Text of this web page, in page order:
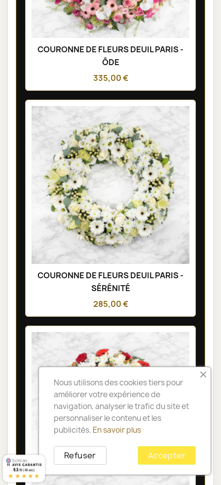
COURONNE DE FLEURS DEUIL PARIS -
ÔDE
335,00 €
COURONNE DE FLEURS DEUIL PARIS -
SÉRÉNITÉ
285,00 €
Nous utilisons des cookies tiers pour
améliorer votre expérience de
navigation, analyser le trafic du site et
personnaliser le contenu et les
publicités. En savoir plus
Accepter
Refuser
9.3/10 (48 avis)
★★★★★